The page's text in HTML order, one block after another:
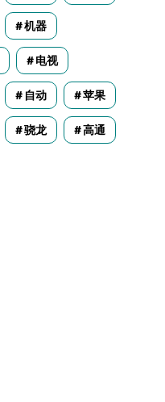
机器
电视
自动 苹果
骁龙 高通